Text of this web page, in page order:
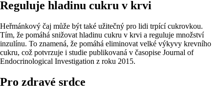
Reguluje hladinu cukru v krvi
Heřmánkový čaj může být také užitečný pro lidi trpící cukrovkou.
Tím, že pomáhá snižovat hladinu cukru v krvi a reguluje množství
inzulínu. To znamená, že pomáhá eliminovat velké výkyvy krevního
cukru, což potvrzuje i studie publikovaná v časopise Journal of
Endocrinological Investigation z roku 2015.
Pro zdravé srdce